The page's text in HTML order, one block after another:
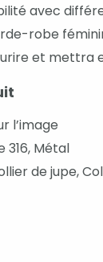
avec
robe
et mettra
l’image
316, Métal
de jupe,